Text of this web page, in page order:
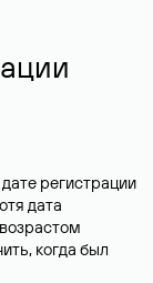
регистрации
дата
когда был